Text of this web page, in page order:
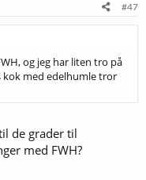
i vørten. Og
liter beregnet ut fra
#47
og jeg har liten tro på
kok med edelhumle tror
de grader til
med FWH?